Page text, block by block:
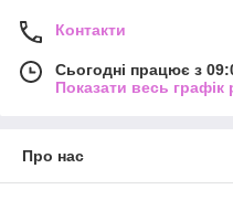
Контакти
Сьогодні працює з
Показати весь графік
Про нас